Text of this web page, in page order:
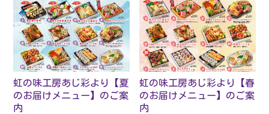
虹の味工房あじ彩より【夏
のお届けメニュー】のご案
内
虹の味工房あじ彩より【春
のお届けメニュー】のご案
内